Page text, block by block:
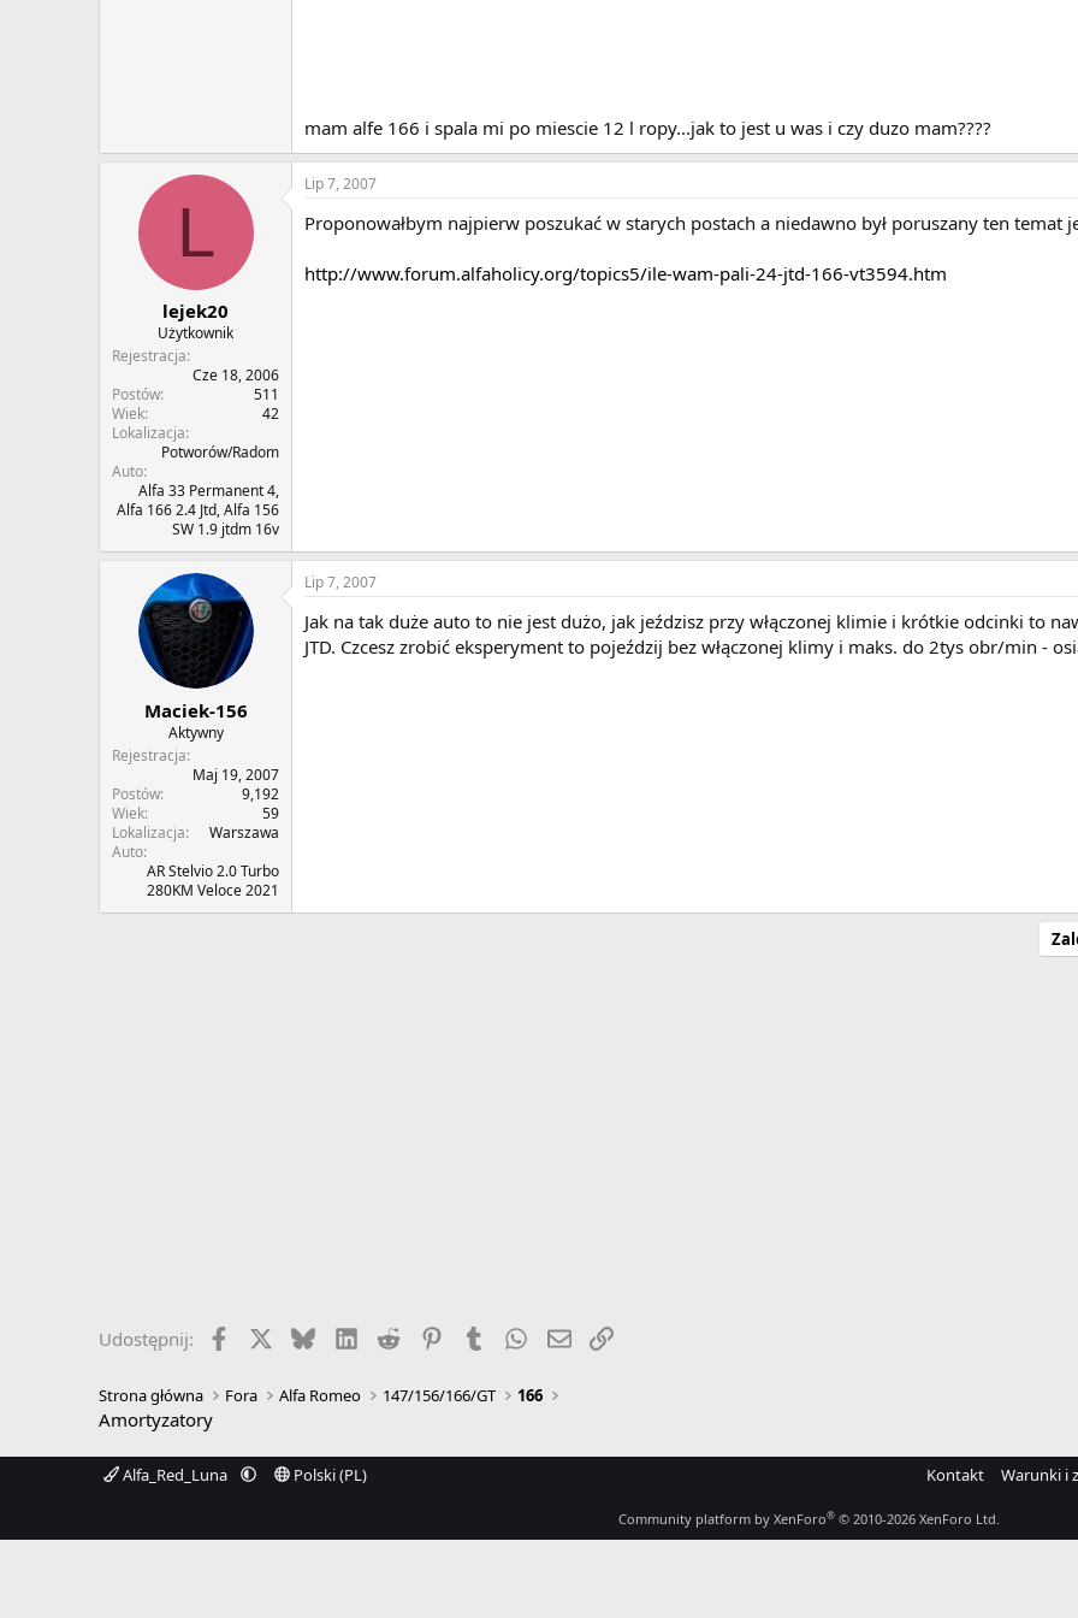
mam alfe 166 i spala mi po miescie 12 l ropy...jak to jest u was i czy duzo mam????
L
lejek20
Użytkownik
Rejestracja
Cze 18, 2006
Postów
511
Wiek
42
Lokalizacja
Potworów/Radom
Auto
Alfa 33 Permanent 4,
Alfa 166 2.4 Jtd, Alfa 156
SW 1.9 jtdm 16v
Lip 7, 2007
Proponowałbym najpierw poszukać w starych postach a niedawno był poruszany ten temat
http://www.forum.alfaholicy.org/topics5/ile-wam-pali-24-jtd-166-vt3594.htm
Maciek-156
Aktywny
Rejestracja
Maj 19, 2007
Postów
9,192
Wiek
59
Lokalizacja
Warszawa
Auto
AR Stelvio 2.0 Turbo
280KM Veloce 2021
Lip 7, 2007
Jak na tak duże auto to nie jest dużo, jak jeździsz przy włączonej klimie i krótkie odcinki to
JTD. Czcesz zrobić eksperyment to pojeździj bez włączonej klimy i maks. do 2tys obr/min -
Udostępnij: Facebook BlueskyLinkedIn
Reddit PinterestTumblr WhatsApp
EmailLink
Strona główna Fora Alfa Romeo 147/156/166/GT 166
Amortyzatory
Alfa_Red_Luna Polski (PL) Kontakt Warunki i
Community platform by XenForo® © 2010-2026 XenForo Ltd.